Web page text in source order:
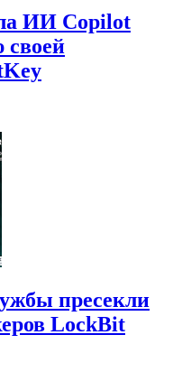
ИИ Copilot
своей
пресекли
LockBit